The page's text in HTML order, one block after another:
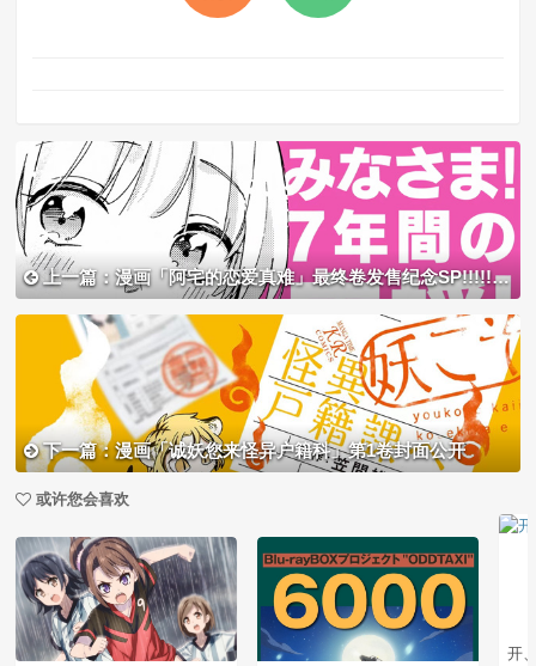
上一篇：漫画「阿宅的恋爱真难」最终卷发售纪念SP!!!!!!!!PV公开
下一篇：漫画「诚妖您来怪异户籍科」第1卷封面公开
或许您会喜欢
开